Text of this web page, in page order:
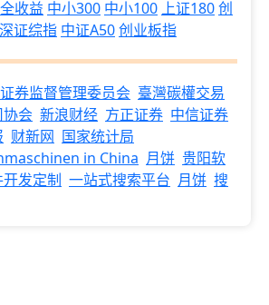
收益 中小300 中小100 上证180创
深证综指 中证A50创业板指
券监督管理委员会 臺灣碳權交易
协会 新浪财经 方正证券 中信证券
财新网 国家统计局
in China 月饼 贵阳软
发定制 一站式搜索平台 月饼 搜